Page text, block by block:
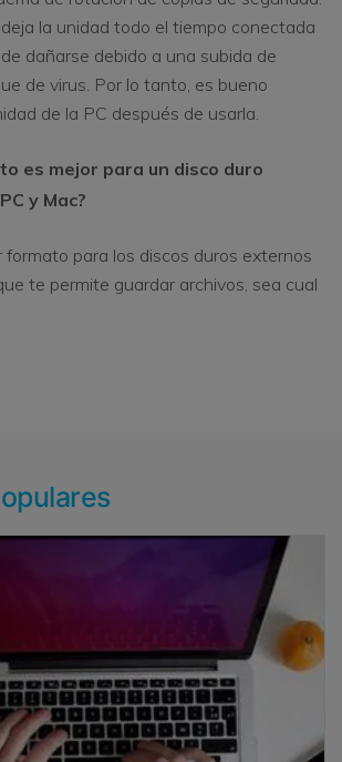
la unidad todo el tiempo conectada
dañarse debido a una subida de
de virus. Por lo tanto, es bueno
de la PC después de usarla.
es mejor para un disco duro
y Mac?
formato para los discos duros externos
te permite guardar archivos, sea cual